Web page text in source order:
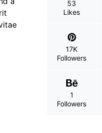
53
Likes
17K
Followers
1
Followers